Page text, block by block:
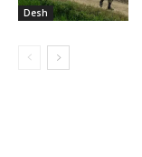
Desh